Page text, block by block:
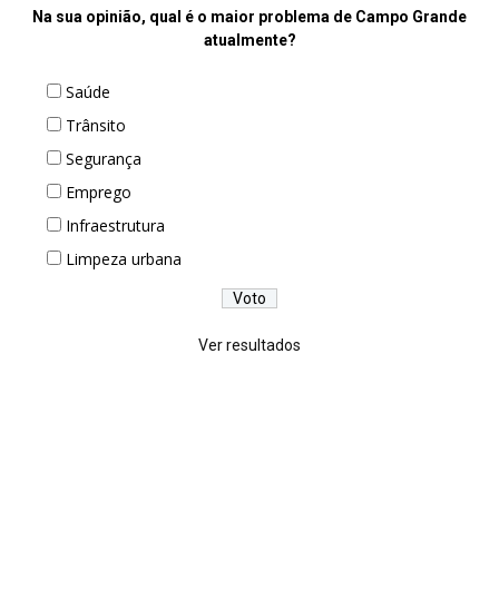
Na sua opinião, qual é o maior problema de Campo Grande
atualmente?
Saúde
Trânsito
Segurança
Emprego
Infraestrutura
Limpeza urbana
Ver resultados